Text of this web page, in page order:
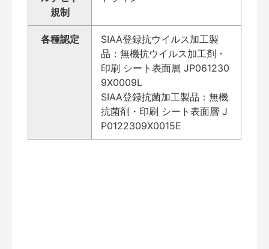
規制
各種認定
SIAA登録抗ウイルス加工製
品：無機抗ウイルス加工剤・
印刷 シート表面層 JP061230
9X0009L
SIAA登録抗菌加工製品：無機
抗菌剤・印刷 シート表面層 J
P0122309X0015E